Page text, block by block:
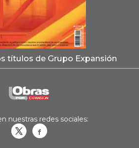
títulos de Grupo Expansión
nuestras redes sociales: